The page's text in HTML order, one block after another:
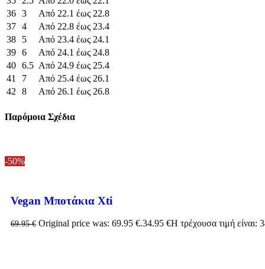
36 3
Από 22.1 έως 22.8
37 4
Από 22.8 έως 23.4
38
5
Από 23.4 έως 24.1
39 6
Από 24.1 έως 24.8
40 6.5 Από 24.9 έως 25.4
41
7
Από 25.4 έως 26.1
42
8 Από 26.1 έως 26.8
Παρόμοια Σχέδια
-50%
Vegan Μποτάκια Xti
69.95€ Original price was: 69.95 €.34.95 €Η τρέχουσα τιμή είναι: